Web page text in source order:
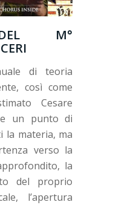
DEL M°
di teoria
così come
Cesare
un punto di
la materia, ma
verso la
la
del proprio
l’apertura